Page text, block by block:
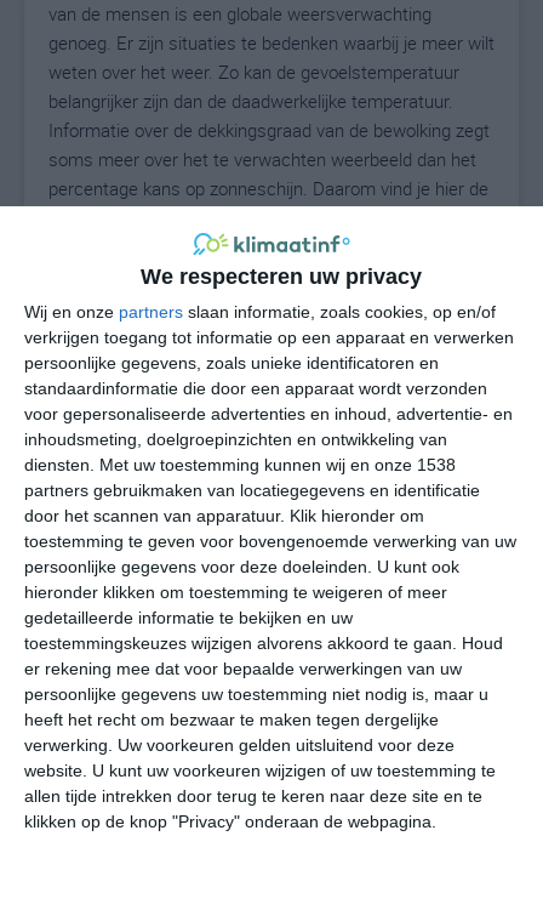
We respecteren uw privacy
Wij en onze partners slaan informatie, zoals cookies, op en/of
verkrijgen toegang tot informatie op een apparaat en verwerken
persoonlijke gegevens, zoals unieke identificatoren en
standaardinformatie die door een apparaat wordt verzonden
voor gepersonaliseerde advertenties en inhoud, advertentie- en
inhoudsmeting, doelgroepinzichten en ontwikkeling van
diensten.
Met uw toestemming kunnen wij en onze 1538
partners gebruikmaken van locatiegegevens en identificatie
door het scannen van apparatuur. Klik hieronder om
toestemming te geven voor bovengenoemde verwerking van uw
persoonlijke gegevens voor deze doeleinden. U kunt ook
hieronder klikken om toestemming te weigeren of meer
gedetailleerde informatie te bekijken en uw
toestemmingskeuzes wijzigen alvorens akkoord te gaan.
Houd
er rekening mee dat voor bepaalde verwerkingen van uw
persoonlijke gegevens uw toestemming niet nodig is, maar u
heeft het recht om bezwaar te maken tegen dergelijke
verwerking. Uw voorkeuren gelden uitsluitend voor deze
website. U kunt uw voorkeuren wijzigen of uw toestemming te
allen tijde intrekken door terug te keren naar deze site en te
klikken op de knop "Privacy" onderaan de webpagina.
van de mensen is een globale weersverwachting
genoeg. Er zijn situaties te bedenken waarbij je meer wilt
weten over het weer. Zo kan de gevoelstemperatuur
belangrijker zijn dan de daadwerkelijke temperatuur.
Informatie over de dekkingsgraad van de bewolking zegt
soms meer over het te verwachten weerbeeld dan het
percentage kans op zonneschijn. Daarom vind je hier de
23°C
za
27° 18°
zo
28° 16°
ma
28° 20°
di
28° 20° 27°
25°C 20°C 18°C 17°C 18°C
19:00 22:00 01:00 04:00 07:00
19:00 22:00 01:00 04:00 07:00